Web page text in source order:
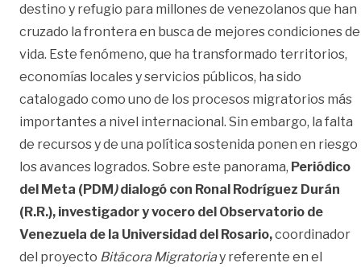
destino y refugio para millones de venezolanos que han
cruzado la frontera en busca de mejores condiciones de
vida. Este fenómeno, que ha transformado territorios,
economías locales y servicios públicos, ha sido
catalogado como uno de los procesos migratorios más
importantes a nivel internacional. Sin embargo, la falta
de recursos y de una política sostenida ponen en riesgo
los avances logrados. Sobre este panorama, Periódico
del Meta (PDM)dialogó con Ronal Rodríguez Durán
(R.R.), investigador y vocero del Observatorio de
Venezuela de la Universidad del Rosario,coordinador
del proyecto Bitácora Migratoriay referente en el